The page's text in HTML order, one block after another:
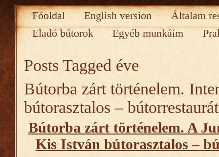
Főoldal English version
Általam
Eladó bútorok
Egyéb munkáim
Posts Tagged éve
Bútorba zárt történelem.
bútorasztalos –
Bútorba zárt történelem. A
Kis István bútorasztalos –